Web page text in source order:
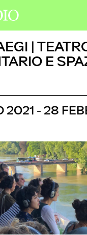
|
E
2021 - 28